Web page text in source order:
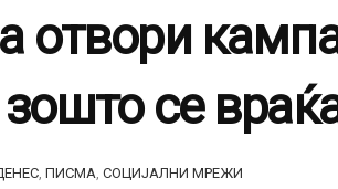
отвори
зошто се
, ПИСМА, СОЦИЈАЛНИ МРЕЖИ